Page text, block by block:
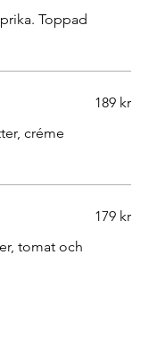
Toppad
créme
189 kr
tomat och
179 kr